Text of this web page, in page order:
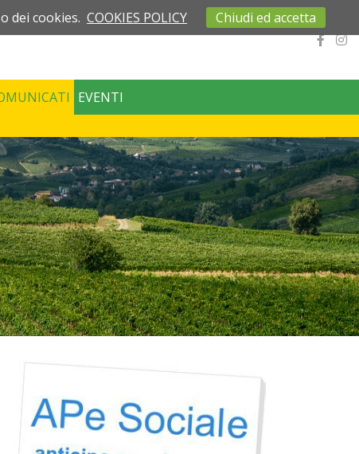
EVENTI
dei cookies. COOKIES POLICY Chiudi ed accetta